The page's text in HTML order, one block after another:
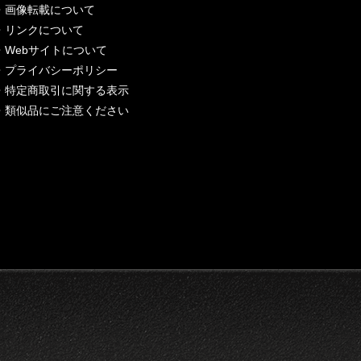
画像転載について
リンクについて
Webサイトについて
プライバシーポリシー
特定商取引に関する表示
類似品にご注意ください